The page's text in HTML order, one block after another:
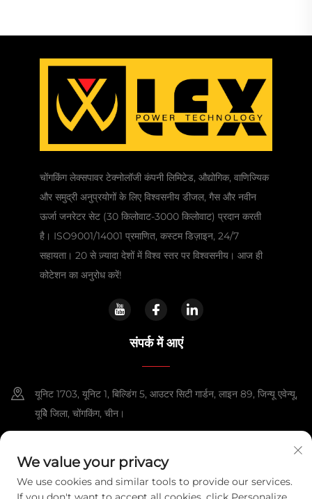
चोंगकिंग लेक्सपावर टेक्नोलॉजी कंपनी लिमिटेड, औद्योगिक, वाणिज्यिक
और समुद्री अनुप्रयोगों के लिए विश्वसनीय डीजल, गैस और नवीन
ऊर्जा जनरेटर सेट (30 किलोवाट-3000 किलोवाट) प्रदान करती
है। ISO9001/14001 प्रमाणित, कस्टम डिज़ाइन, 24/7
सहायता। 20 से ज़्यादा देशों में विश्व स्तर पर विश्वसनीय। आज ही
कोटेशन का अनुरोध करें!
संपर्क में आएं
यूनिट 1703, यूनिट 1, बिल्डिंग 5, आउटर सिटी गार्डन, लाइन 89, जिन्यू एवेन्यू,
यूबेि जिला, चोंगकिंग, चीन।
[email protected]
We value your privacy
We use cookies and similar tools to provide our services.